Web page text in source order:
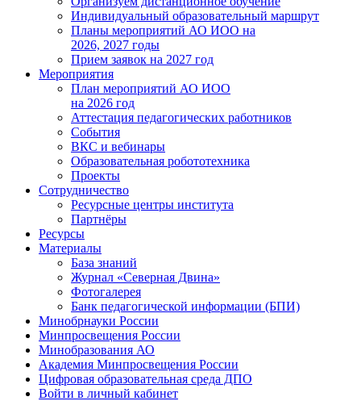
Индивидуальный образовательный маршрут
Планы мероприятий АО ИОО на
2026, 2027 годы
Прием заявок на 2027 год
Мероприятия
План мероприятий АО ИОО
на 2026 год
Аттестация педагогических работников
События
ВКС и вебинары
Образовательная робототехника
Проекты
Сотрудничество
Ресурсные центры института
Партнёры
Ресурсы
Материалы
База знаний
Журнал «Северная Двина»
Фотогалерея
Банк педагогической информации (БПИ)
Минобрнауки России
Минпросвещения России
Минобразования АО
Академия Минпросвещения России
Цифровая образовательная среда ДПО
Войти в личный кабинет